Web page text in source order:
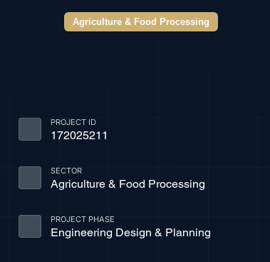
Agriculture & Food Processing
PROJECT ID
172025211
SECTOR
Agriculture & Food Processing
PROJECT PHASE
Engineering Design & Planning